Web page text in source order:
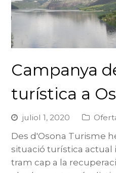
Campanya
turística a
juliol 1, 2020
Des d'Osona Turisme
situació turística
tram cap a la